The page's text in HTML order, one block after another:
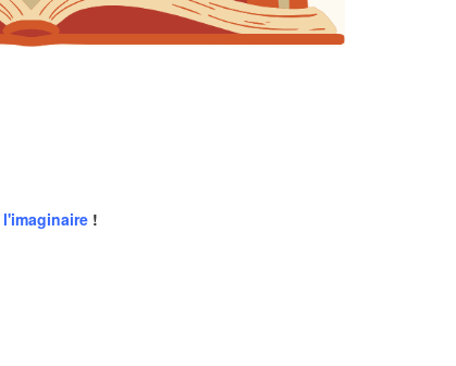
l'imaginaire !